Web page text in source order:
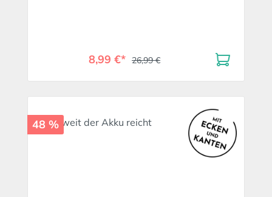
8,99 €* 26,99 €
48 %